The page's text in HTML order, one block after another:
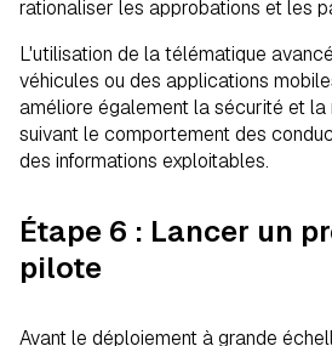
rationaliser les approbations et les
L'utilisation de la télématique
véhicules ou des applications
améliore également la sécurité et la
suivant le comportement des
des informations exploitables.
Étape 6 : Lancer un
pilote
Avant le déploiement à grande